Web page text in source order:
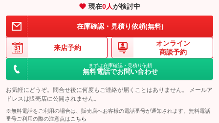
現在0人が検討中
在庫確認・見積り依頼(無料)
来店予約
オンライン
商談予約
まずは在庫確認・見積り依頼
無料電話でお問い合わせ
お気軽にどうぞ。問合せ後に何度もご連絡が届くことはありません。 メールア
ドレスは販売店に公開されません。
※無料電話をご利用の場合は、販売店へお客様の電話番号が通知されます。無料電話
番号ご利用の際の注意点は こちら